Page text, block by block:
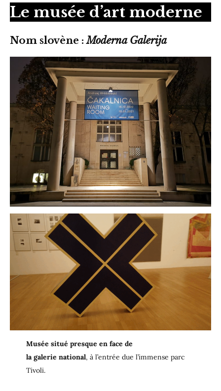
Le musée d’art moderne
Nom slovène :Moderna Galerija
Musée situé presque en face de
la galerie national, à l’entrée due l’immense parc
Tivoli.